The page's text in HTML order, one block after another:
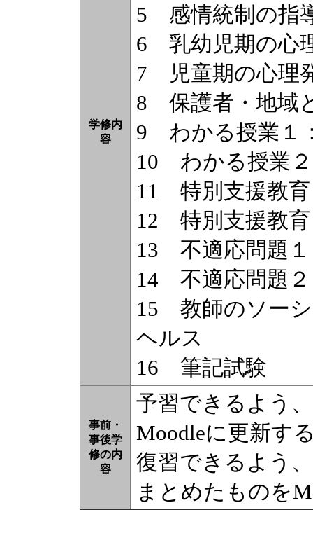
学修内
容
5 感情統制の指
6 乳幼児期の心
7 児童期の心理
8 保護者・地域
9 わかる授業１
10 わかる授業
11 特別支援教育
12 特別支援教育
13 不適応問題１
14 不適応問題
15 教師のソー
ヘルス
16 筆記試験
事前・
事後学
修の内
容
予習できるよう
Moodleに更新す
復習できるよう
まとめたものを